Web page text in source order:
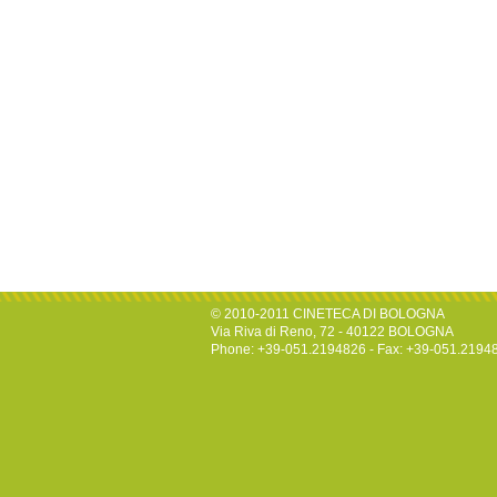
© 2010-2011 CINETECA DI BOLOGNA
Via Riva di Reno, 72 - 40122 BOLOGNA
Phone: +39-051.2194826 - Fax: +39-